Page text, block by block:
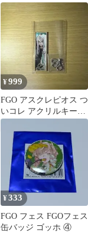
¥999
FGO アスクレピオス つ
いコレ アクリルキーホ
ルダー
¥333
FGO フェス FGOフェス
缶バッジ ゴッホ ④